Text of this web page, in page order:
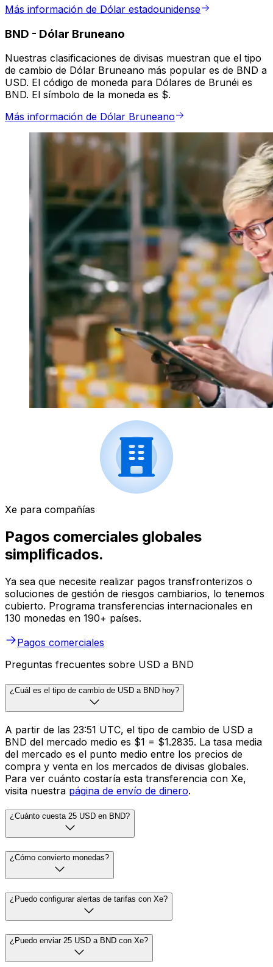
Más información de Dólar estadounidense
BND - Dólar Bruneano
Nuestras clasificaciones de divisas muestran que el tipo
de cambio de Dólar Bruneano más popular es de BND a
USD. El código de moneda para Dólares de Brunéi es
BND. El símbolo de la moneda es $.
Más información de Dólar Bruneano
Xe para compañías
Pagos comerciales globales
simplificados.
Ya sea que necesite realizar pagos transfronterizos o
soluciones de gestión de riesgos cambiarios, lo tenemos
cubierto. Programa transferencias internacionales en
130 monedas en 190+ países.
Pagos comerciales
Preguntas frecuentes sobre USD a BND
¿Cuál es el tipo de cambio de USD a BND hoy?
A partir de las 23:51 UTC, el tipo de cambio de USD a
BND del mercado medio es $1 = $1.2835. La tasa media
del mercado es el punto medio entre los precios de
compra y venta en los mercados de divisas globales.
Para ver cuánto costaría esta transferencia con Xe,
visita nuestra página de envío de dinero.
¿Cuánto cuesta 25 USD en BND?
¿Cómo convierto monedas?
¿Puedo configurar alertas de tarifas con Xe?
¿Puedo enviar 25 USD a BND con Xe?